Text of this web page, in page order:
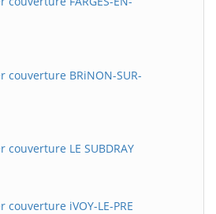
couverture BRiNON-SUR-
LE SUBDRAY
iVOY-LE-PRE